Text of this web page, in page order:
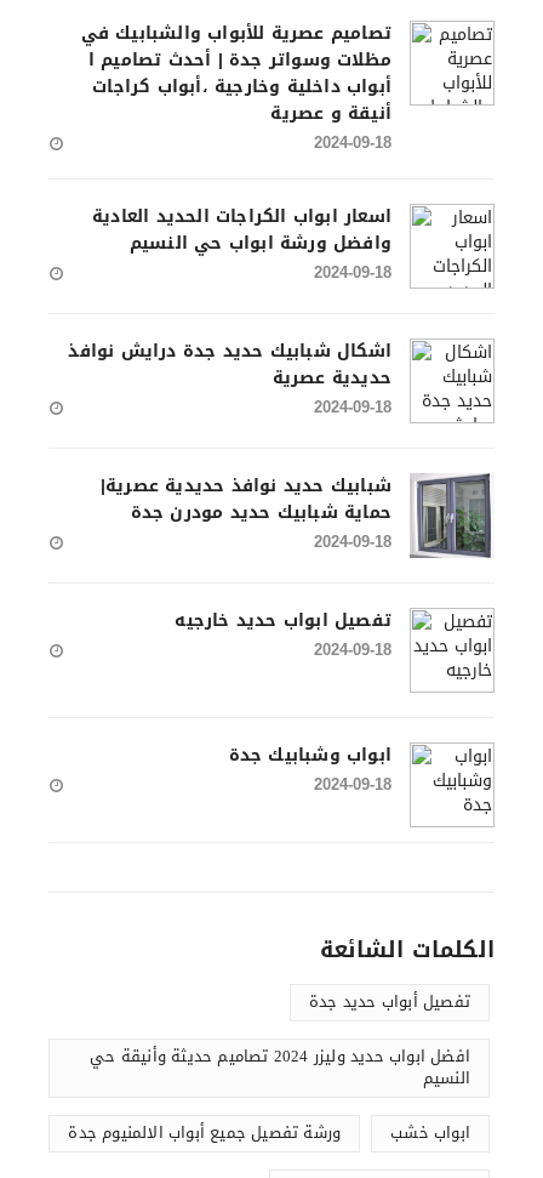
تصاميم عصرية للأبواب والشبابيك في
مظلات وسواتر جدة | أحدث تصاميم ا
أبواب داخلية وخارجية ،أبواب كراجات
أنيقة و عصرية
2024-09-18
اسعار ابواب الكراجات الحديد العادية
وافضل ورشة ابواب حي النسيم
2024-09-18
اشكال شبابيك حديد جدة درايش نوافذ
حديدية عصرية
2024-09-18
شبابيك حديد نوافذ حديدية عصرية|
حماية شبابيك حديد مودرن جدة
2024-09-18
تفصيل ابواب حديد خارجيه
2024-09-18
ابواب وشبابيك جدة
2024-09-18
الكلمات الشائعة
تفصيل أبواب حديد جدة
افضل ابواب حديد وليزر 2024 تصاميم حديثة وأنيقة حي
النسيم
ورشة تفصيل جميع أبواب الالمنيوم جدة
ابواب خشب